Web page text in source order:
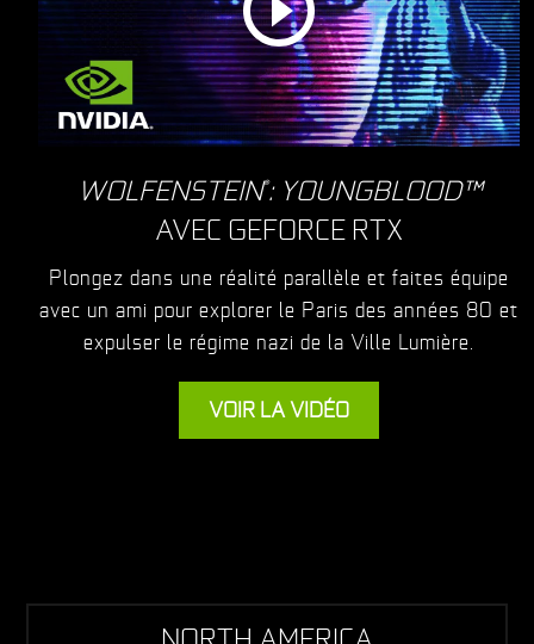
WOLFENSTEIN®: YOUNGBLOOD™
AVEC GEFORCE RTX
Plongez dans une réalité parallèle et faites équipe
avec un ami pour explorer le Paris des années 80 et
expulser le régime nazi de la Ville Lumière.
VOIR LA VIDÉO